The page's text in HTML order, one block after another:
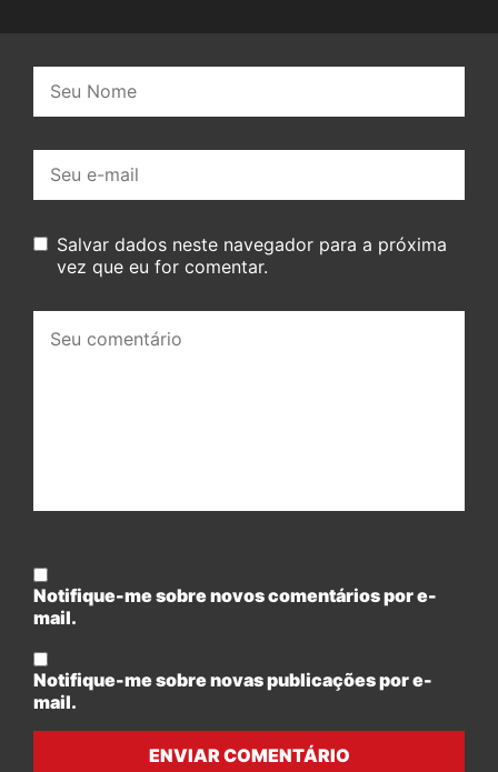
mail:
Salvar dados neste navegador para a próxima
vez que eu for comentar.
comentário:
Notifique-me sobre novos comentários por e-
mail.
Notifique-me sobre novas publicações por e-
mail.
ENVIAR COMENTÁRIO